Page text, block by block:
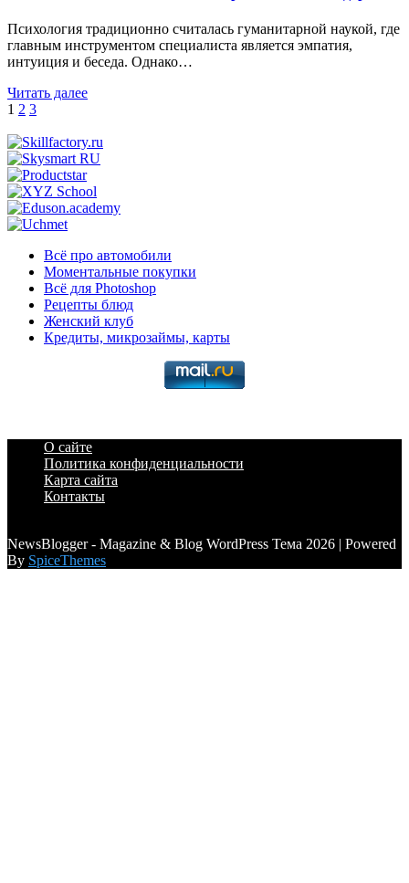
Психология традиционно считалась гуманитарной наукой, где
главным инструментом специалиста является эмпатия,
интуиция и беседа. Однако…
Читать далее
Пагинация
записей
1 2 3
Всё про автомобили
Моментальные покупки
Всё для Photoshop
Рецепты блюд
Женский клуб
Кредиты, микрозаймы, карты
О сайте
Политика конфиденциальности
Карта сайта
Контакты
NewsBlogger - Magazine & Blog WordPress Тема 2026 | Powered
By SpiceThemes